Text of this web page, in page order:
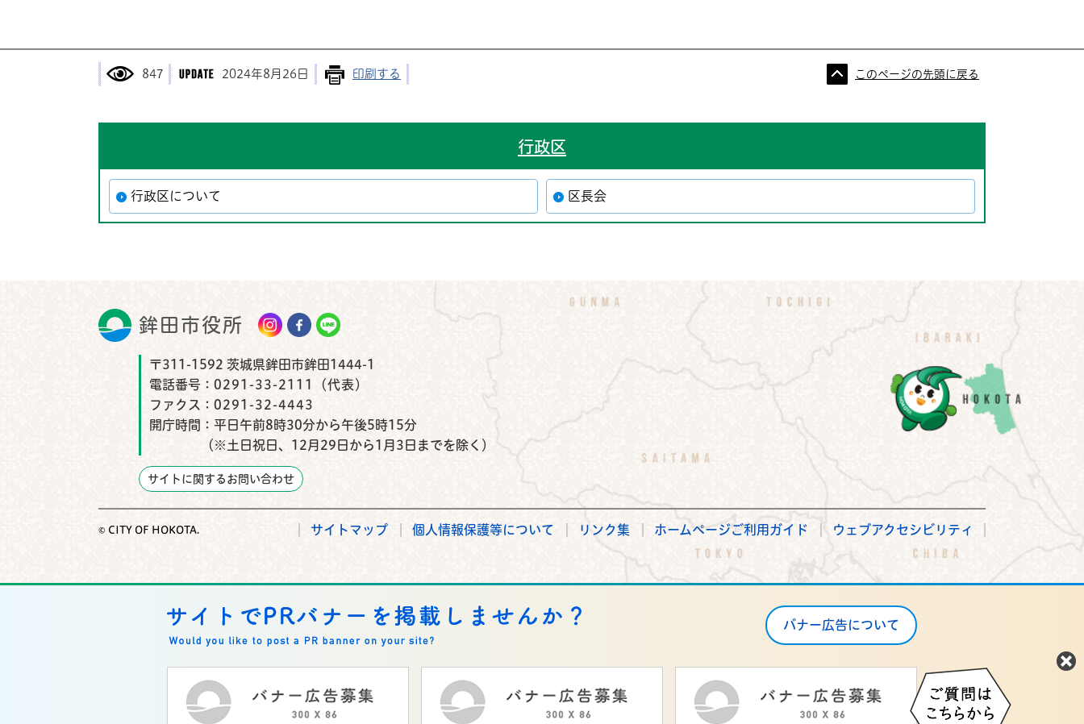
847 2024年8月26日 印刷する このページの先頭に戻る
行政区
行政区について 区長会
鉾田市役所 鉾田市公式Instagram
鉾田市公式Facebook
鉾田市公式LINE
〒311-1592 茨城県鉾田市鉾田1444-1
電話番号： 0291-33-2111（代表）
ファクス： 0291-32-4443
開庁時間： 平日午前8時30分から午後5時15分
（※土日祝日、12月29日から1月3日までを除く）
サイトに関するお問い合わせ
© CITY OF HOKOTA. サイトマップ 個人情報保護等について リンク集 ホームページご利用ガイド ウェブアクセシビリティ
バナー広告について